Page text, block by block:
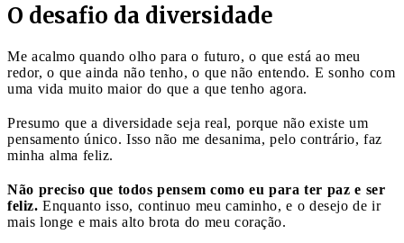
O desafio da diversidade
Me acalmo quando olho para o futuro, o que está ao meu
redor, o que ainda não tenho, o que não entendo. E sonho com
uma vida muito maior do que a que tenho agora.
Presumo que a diversidade seja real, porque não existe um
pensamento único. Isso não me desanima, pelo contrário, faz
minha alma feliz.
Não preciso que todos pensem como eu para ter paz e ser
feliz. Enquanto isso, continuo meu caminho, e o desejo de ir
mais longe e mais alto brota do meu coração.